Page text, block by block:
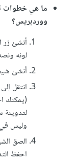
ما هي خطوات
ووردبريس؟
أنشئ
لونه
أنشئ
انتقل
(يمكنك
وليس في
الصق
احفظ